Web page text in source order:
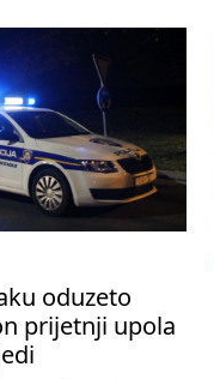
oduzeto
prijetnji upola